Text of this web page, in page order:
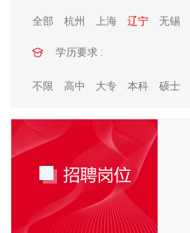
全部 杭州 上海 辽宁 无锡
学历要求 :
不限 高中 大专 本科 硕士